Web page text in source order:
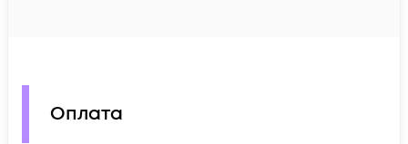
Оплата